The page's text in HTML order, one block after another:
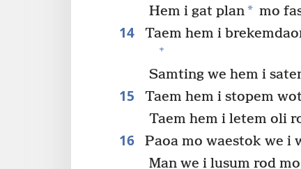
Hem i gat plan* mo
14 Taem hem i
+
Samting we hem i
15 Taem hem i stopem
Taem hem i letem oli
16 Paoa mo waestok we i
Man we i lusum rod